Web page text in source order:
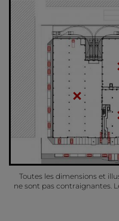
Toutes les dimensions et
ne sont pas contraignantes.